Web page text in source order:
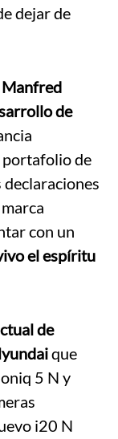
dejar de
Manfred
de
portafolio de
declaraciones
con un
el espíritu
de
que
5 N y
i20 N